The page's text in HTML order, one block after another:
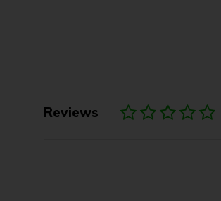
Reviews